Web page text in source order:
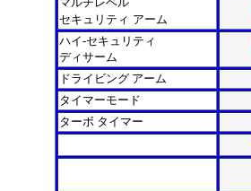
セキュリティ アーム
ハイ-セキュリティ
ディサーム
ドライビング アーム
タイマーモード
ターボ タイマー